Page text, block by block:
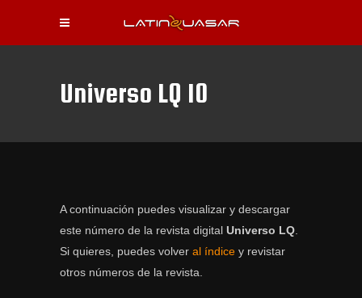
Universo LQ 10
A continuación puedes visualizar y descargar
este número de la revista digital Universo LQ
Si quieres, puedes volver al índice y revistar
otros números de la revista.